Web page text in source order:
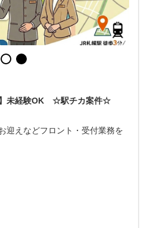
】未経験OK ☆駅チカ案件☆
迎えなどフロント・受付業務を